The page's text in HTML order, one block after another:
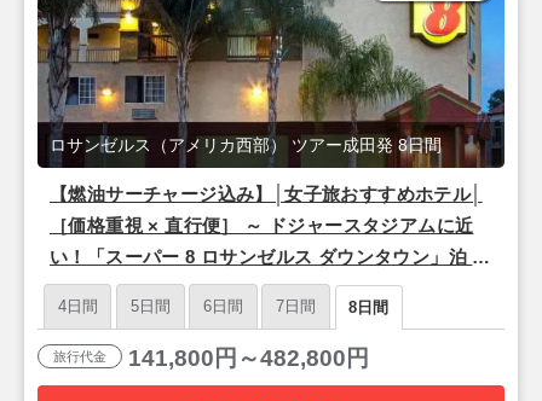
【燃油サーチャージ込み】│女子旅おすすめホテル│
［価格重視 × 直行便］ ～ ドジャースタジアムに近
い！「スーパー 8 ロサンゼルス ダウンタウン」泊 ～
ロサンゼルス フリープラン 6泊 8日 【成田発／シン
ガポール航空利用】
ロサンゼルス（アメリカ西部） ツアー成田発 8日間
4日間 5日間 6日間 7日間 8日間
旅行代金 141,800円～482,800円